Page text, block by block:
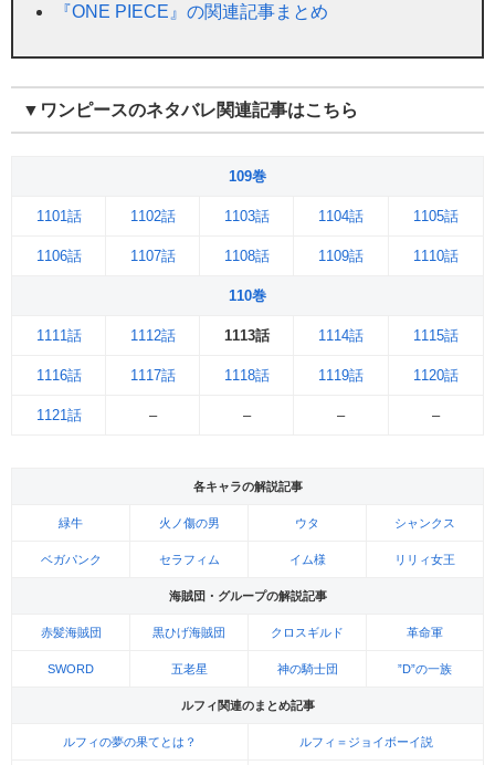
『ONE PIECE』の関連記事まとめ
▼ワンピースのネタバレ関連記事はこちら
109巻
1101話 1102話 1103話 1104話 1105話
1106話 1107話 1108話 1109話 1110話
110巻
1111話 1112話 1113話 1114話 1115話
1116話 1117話 1118話 1119話 1120話
1121話 – – – –
各キャラの解説記事
緑牛 火ノ傷の男 ウタ シャンクス
ベガパンク セラフィム イム様 リリィ女王
海賊団・グループの解説記事
赤髪海賊団 黒ひげ海賊団 クロスギルド 革命軍
SWORD 五老星 神の騎士団 ”D”の一族
ルフィ関連のまとめ記事
ルフィの夢の果てとは？ ルフィ＝ジョイボーイ説